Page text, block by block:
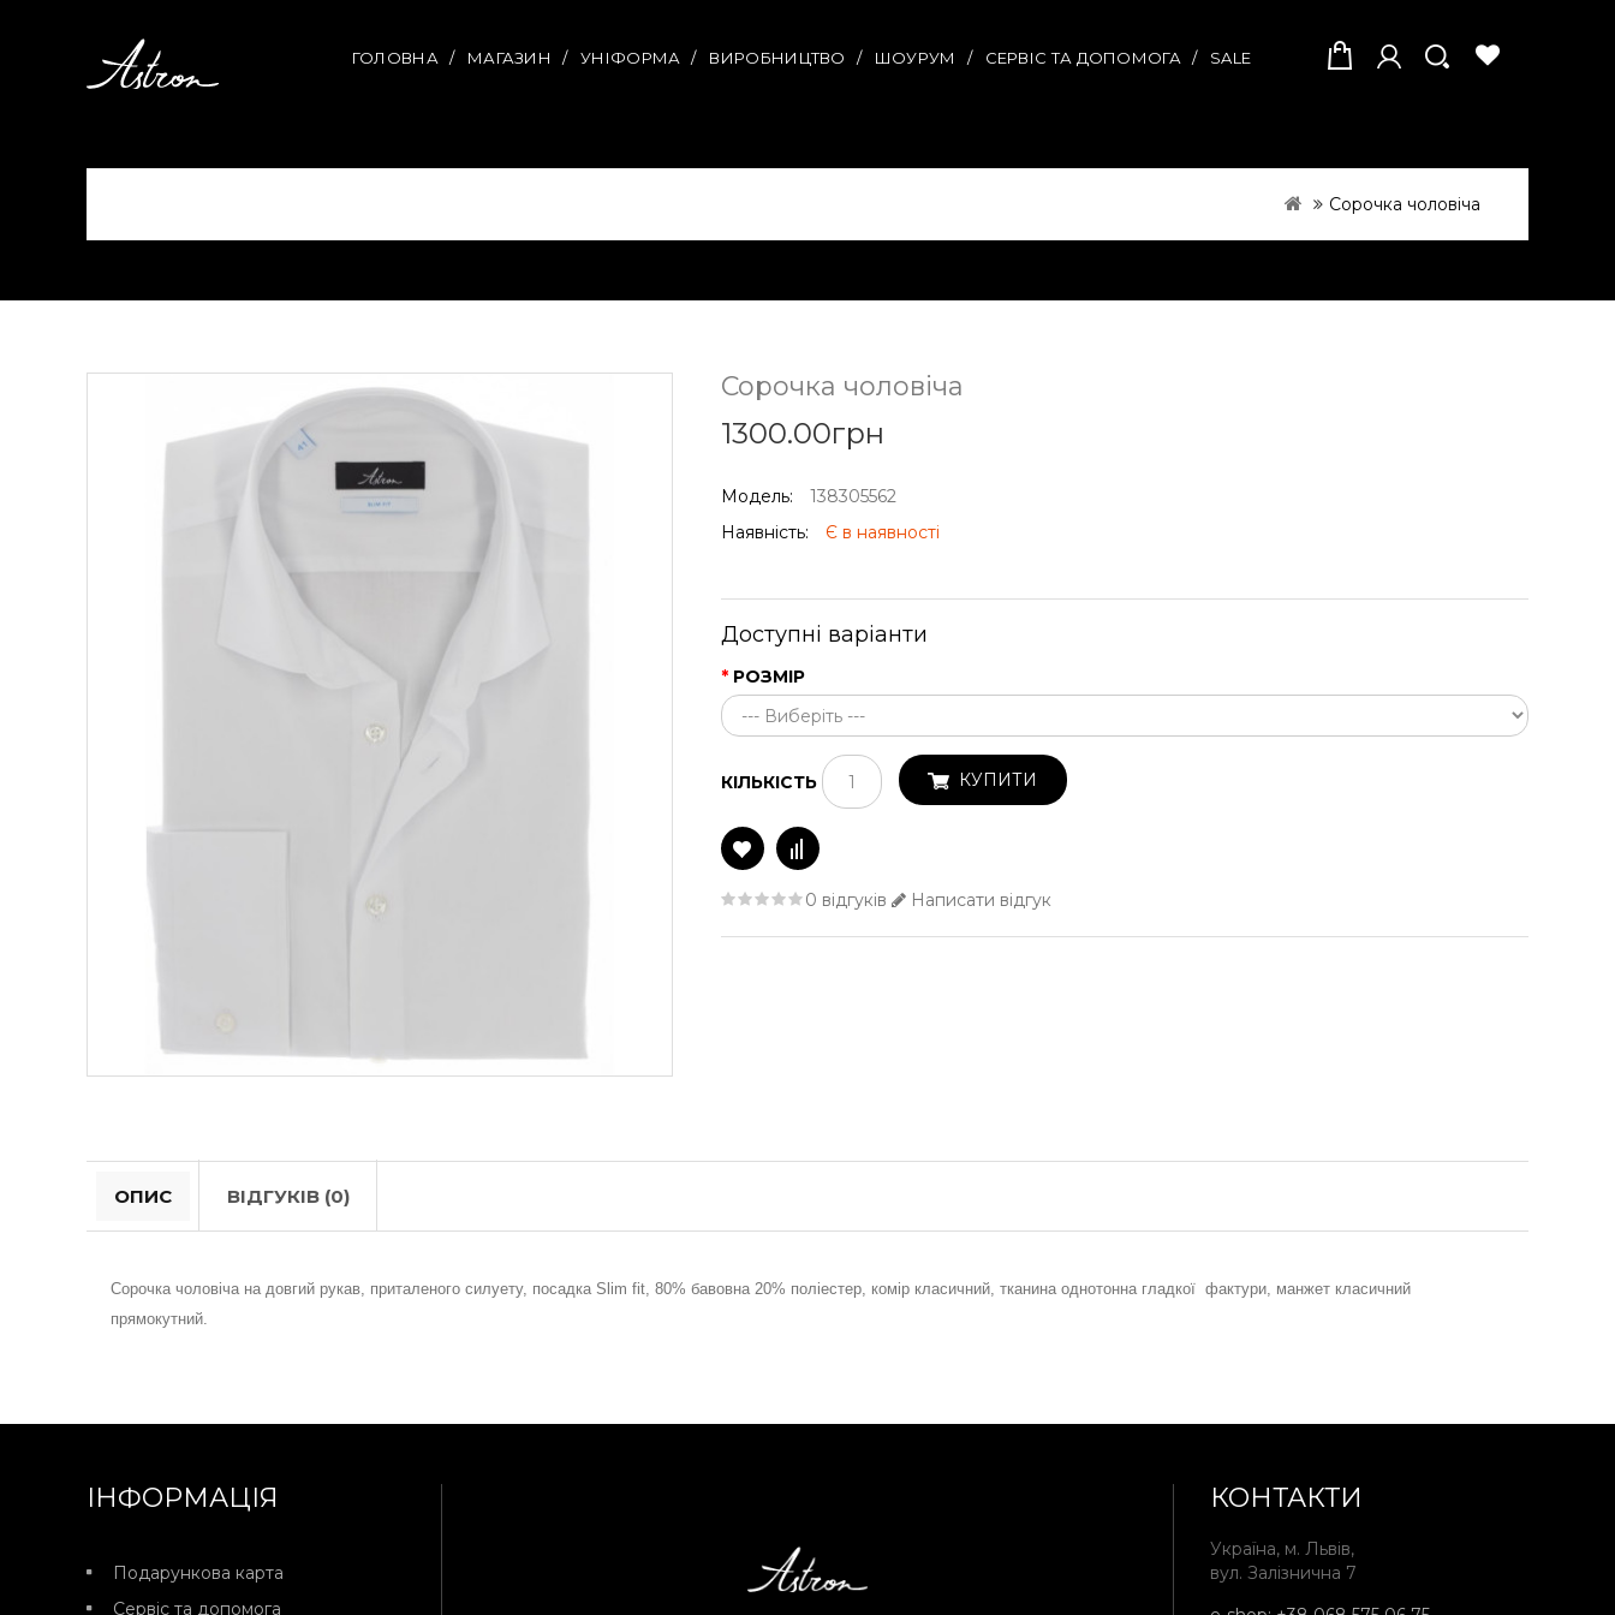
ГОЛОВНА МАГАЗИН УНІФОРМА ВИРОБНИЦТВО ШОУРУМ СЕРВІС ТА ДОПОМОГА SALE
Сорочка чоловіча
Сорочка чоловіча
1300.00грн
Модель:
138305562
Наявність:
Є в наявності
Доступні варіанти
РОЗМІР
КІЛЬКІСТЬ КУПИТИ
0 відгуків Написати відгук
ОПИС ВІДГУКІВ (0)
Сорочка чоловіча на довгий рукав, приталеного силуету, посадка Slim fit, 80% бавовна 20% поліестер, комір класичний, тканина однотонна гладкої фактури, манжет класичний
прямокутний.
ІНФОРМАЦІЯ
Подарункова карта
Сервіс та допомога
КОНТАКТИ
Україна, м. Львів,
вул. Залізнична 7